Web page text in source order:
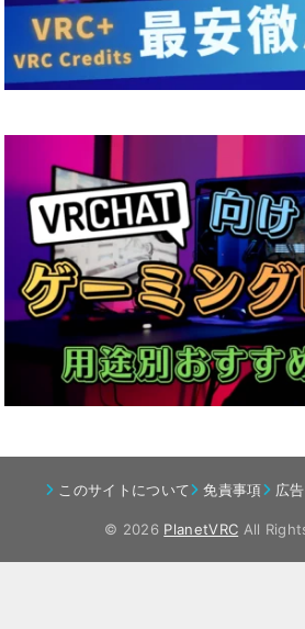
このサイトについて 免責事項 広
© 2026 PlanetVRC All